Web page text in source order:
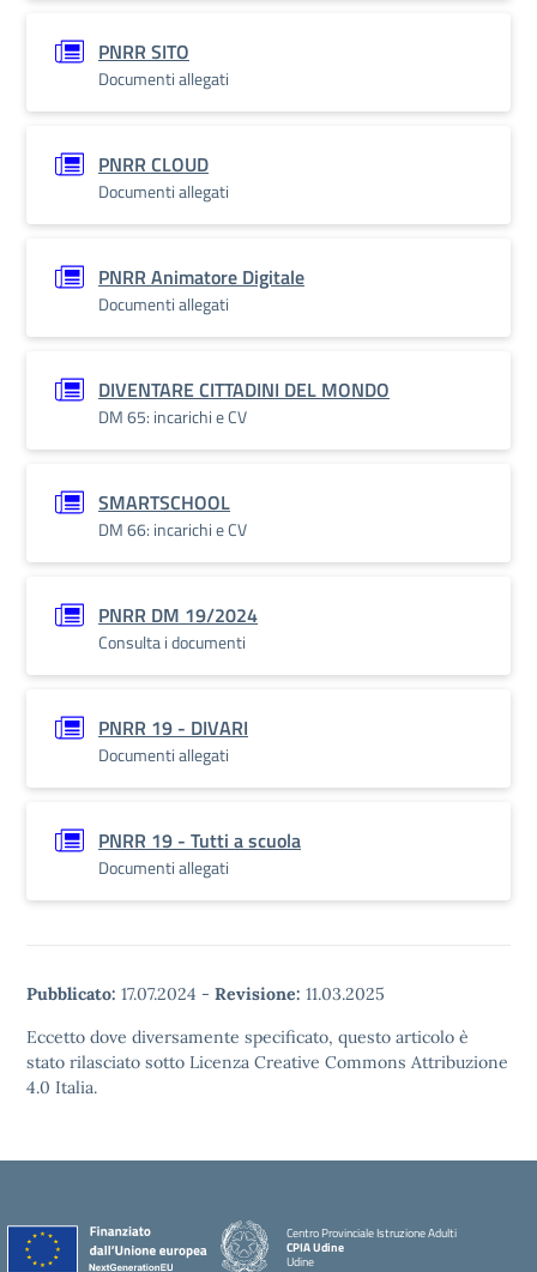
PNRR SITO
Documenti allegati
PNRR CLOUD
Documenti allegati
PNRR Animatore Digitale
Documenti allegati
DIVENTARE CITTADINI DEL MONDO
DM 65: incarichi e CV
SMARTSCHOOL
DM 66: incarichi e CV
PNRR DM 19/2024
Consulta i documenti
PNRR 19 - DIVARI
Documenti allegati
PNRR 19 - Tutti a scuola
Documenti allegati
Pubblicato: 17.07.2024 - Revisione: 11.03.2025
Eccetto dove diversamente specificato, questo articolo è
stato rilasciato sotto Licenza Creative Commons Attribuzione
4.0 Italia.
Centro Provinciale Istruzione Adulti
CPIA Udine
Udine